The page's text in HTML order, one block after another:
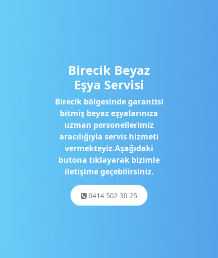
Birecik Beyaz
Eşya Servisi
Birecik bölgesinde garantisi
bitmiş beyaz eşyalarınıza
uzman personellerimiz
aracılığıyla servis hizmeti
vermekteyiz.Aşağıdaki
butona tıklayarak bizimle
iletişime geçebilirsiniz.
0414 502 30 25